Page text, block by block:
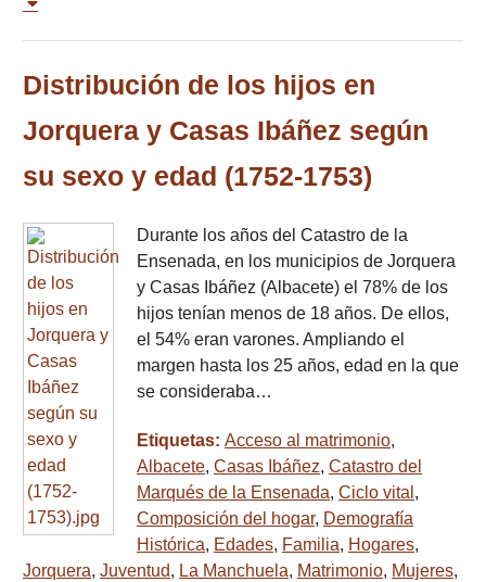
Distribución de los hijos en
Jorquera y Casas Ibáñez según
su sexo y edad (1752-1753)
Durante los años del Catastro de la
Ensenada, en los municipios de Jorquera
y Casas Ibáñez (Albacete) el 78% de los
hijos tenían menos de 18 años. De ellos,
el 54% eran varones. Ampliando el
margen hasta los 25 años, edad en la que
se consideraba…
Etiquetas: Acceso al matrimonio,
Albacete, Casas Ibáñez, Catastro del
Marqués de la Ensenada, Ciclo vital ,
Composición del hogar, Demografía
Histórica, Edades, Familia, Hogares,
Jorquera, Juventud, La Manchuela, Matrimonio, Mujeres,